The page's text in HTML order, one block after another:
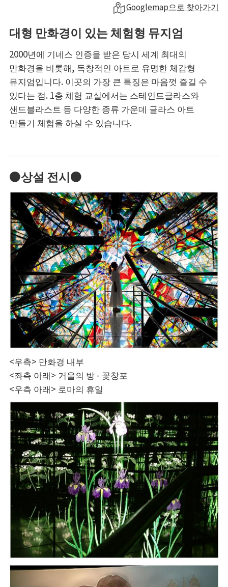
Googlemap으로 찾아가기
대형 만화경이 있는 체험형 뮤지엄
2000년에 기네스 인증을 받은 당시 세계 최대의
만화경을 비롯해, 독창적인 아트로 유명한 체감형
뮤지엄입니다. 이곳의 가장 큰 특징은 마음껏 즐길 수
있다는 점. 1층 체험 교실에서는 스테인드글라스와
샌드블라스트 등 다양한 종류 가운데 글라스 아트
만들기 체험을 하실 수 있습니다.
●상설 전시●
<우측> 만화경 내부
<좌측 아래> 거울의 방 - 꽃창포
<우측 아래> 로마의 휴일